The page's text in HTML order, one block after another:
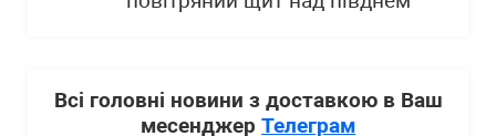
Всі головні новини з доставкою в Ваш
месенджер Телеграм